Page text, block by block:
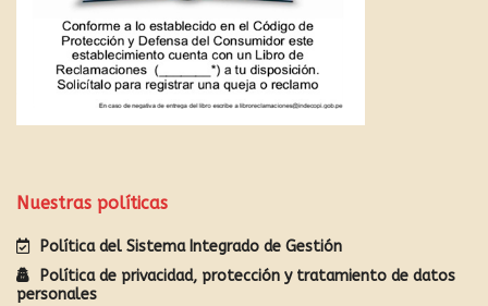
Nuestras políticas
Política del Sistema Integrado de Gestión
Política de privacidad, protección y tratamiento de datos
personales